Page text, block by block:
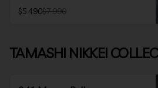
$5.490$7.990
TAMASHI NIKKEI